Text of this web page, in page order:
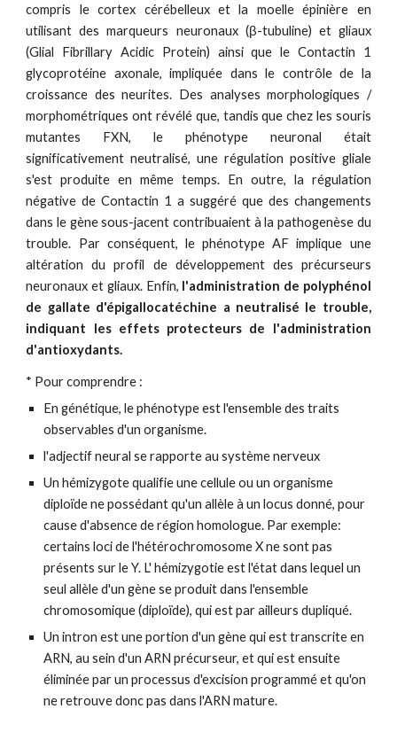
compris le cortex cérébelleux et la moelle épinière en
utilisant des marqueurs neuronaux (β-tubuline) et gliaux
(Glial Fibrillary Acidic Protein) ainsi que le Contactin 1
glycoprotéine axonale, impliquée dans le contrôle de la
croissance des neurites. Des analyses morphologiques /
morphométriques ont révélé que, tandis que chez les souris
mutantes FXN, le phénotype neuronal était
significativement neutralisé, une régulation positive gliale
s'est produite en même temps. En outre, la régulation
négative de Contactin 1 a suggéré que des changements
dans le gène sous-jacent contribuaient à la pathogenèse du
trouble. Par conséquent, le phénotype AF implique une
altération du profil de développement des précurseurs
neuronaux et gliaux. Enfin, l'administration de polyphénol
de gallate d'épigallocatéchine a neutralisé le trouble,
indiquant les effets protecteurs de l'administration
d'antioxydants.
* Pour comprendre :
En génétique, le phénotype estl'ensemble des traits
observables d'un organisme.
l'adjectif neural se rapporte au système nerveux
Un hémizygote qualifie une cellule ou un organisme
diploïde ne possédant qu'un allèle à un locus donné, pour
cause d'absence de région homologue. Par exemple:
certains loci de l'hétérochromosome X ne sont pas
présents sur le Y. L' hémizygotie est l'état dans lequel un
seul allèle d'un gène se produit dans l'ensemble
chromosomique (diploïde), qui est par ailleurs dupliqué.
Un intron est une portion d'un gène qui est transcrite en
ARN, au sein d'un ARN précurseur, et qui est ensuite
éliminée par un processus d'excision programmé et qu'on
ne retrouve donc pas dans l'ARN mature.